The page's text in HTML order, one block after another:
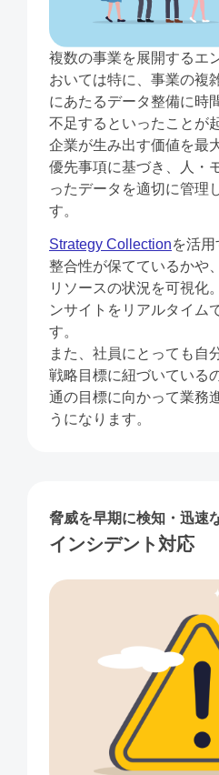
複数の事業を展開するエ
おいては特に、事業の複
にあたるデータ整備に時
不足するといったことが
企業が生み出す価値を最
優先事項に基づき、人・
ったデータを適切に管理
す。
Strategy Collectionを活
整合性が保てているかや
リソースの状況を可視化
ンサイトをリアルタイム
す。
また、社員にとっても自
戦略目標に紐づいている
通の目標に向かって業務
うになります。
脅威を早期に検知・迅速
インシデント対応